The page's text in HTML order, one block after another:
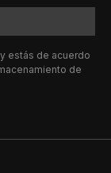
estás de acuerdo
de